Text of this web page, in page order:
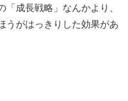
成長戦略」なんかより、
うがはっきりした効果があ